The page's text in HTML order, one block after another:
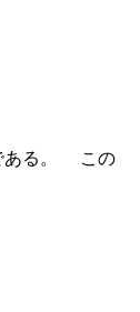
ある。 この